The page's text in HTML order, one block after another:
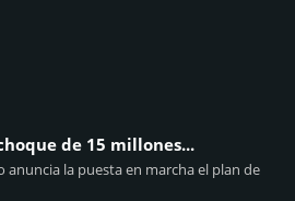
de 15 millones...
anuncia la puesta en marcha el plan de